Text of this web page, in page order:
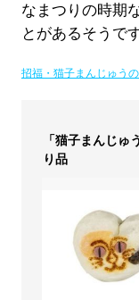
なまつりの時期
とがあるそうです
招福・猫子まんじゅう
「猫子まんじ
り品